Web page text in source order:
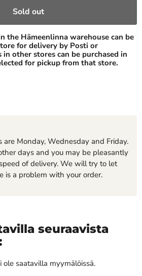
Sold out
the Hämeenlinna warehouse can be
for delivery by Posti or
other stores can be purchased in
for pickup from that store.
are Monday, Wednesday and Friday.
days and you may be pleasantly
of delivery. We will try to let
is a problem with your order.
seuraavista
saatavilla myymälöissä.